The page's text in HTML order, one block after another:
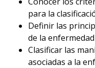
para la
Definir las
de la
Clasificar las
asociadas a la